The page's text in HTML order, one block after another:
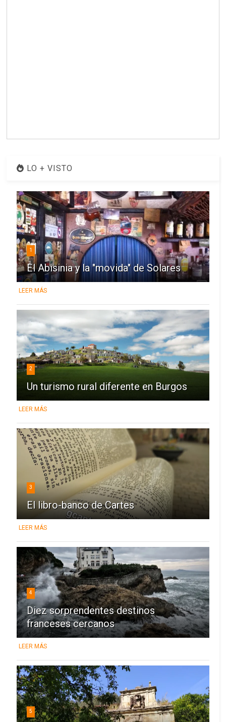
LO + VISTO
1
El Abisinia y la "movida" de Solares
LEER MÁS
2
Un turismo rural diferente en Burgos
LEER MÁS
3
El libro-banco de Cartes
LEER MÁS
4
Diez sorprendentes destinos
franceses cercanos
LEER MÁS
5